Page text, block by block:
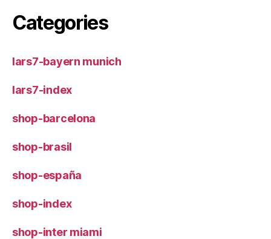
Categories
lars7-bayern munich
lars7-index
shop-barcelona
shop-brasil
shop-españa
shop-index
shop-inter miami